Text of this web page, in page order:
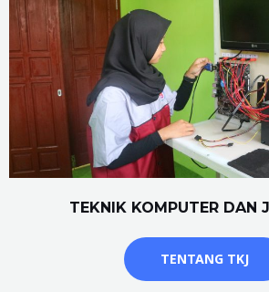
TEKNIK KOMPUTER DAN
TENTANG TKJ